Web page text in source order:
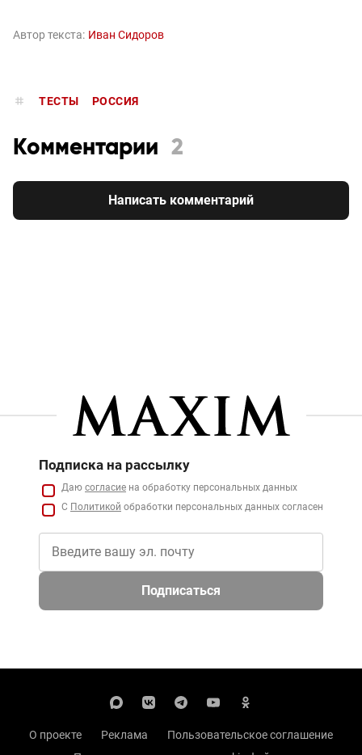
Автор текста: Иван Сидоров
ТЕСТЫ РОССИЯ
Комментарии 2
Написать комментарий
Подписка на рассылку
Даю согласие на обработку персональных данных
С Политикой обработки персональных данных согласен
Подписаться
О проекте Реклама
Пользовательское соглашение